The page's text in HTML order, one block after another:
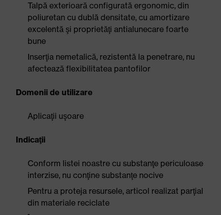
Talpă exterioară configurată ergonomic, din
poliuretan cu dublă densitate, cu amortizare
excelentă şi proprietăţi antialunecare foarte
bune
Inserţia nemetalică, rezistentă la penetrare, nu
afectează flexibilitatea pantofilor
Domenii de utilizare
Aplicaţii uşoare
Indicaţii
Conform listei noastre cu substanţe periculoase
interzise, nu conţine substanţe nocive
Pentru a proteja resursele, articol realizat parţial
din materiale reciclate